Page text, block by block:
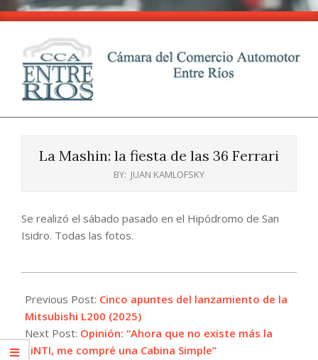
Skip
content
CCA
Entre
La Mashin: la fiesta de las 36 Ferrari
BY: JUAN KAMLOFSKY
Se realizó el sábado pasado en el Hipódromo de San
Isidro. Todas las fotos.
04-
09
Previous Post: Cinco apuntes del lanzamiento de la
Mitsubishi L200 (2025)
Next Post: Opinión: “Ahora que no existe más la
LiNTI, me compré una Cabina Simple”